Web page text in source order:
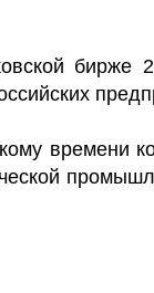
бирже
времени